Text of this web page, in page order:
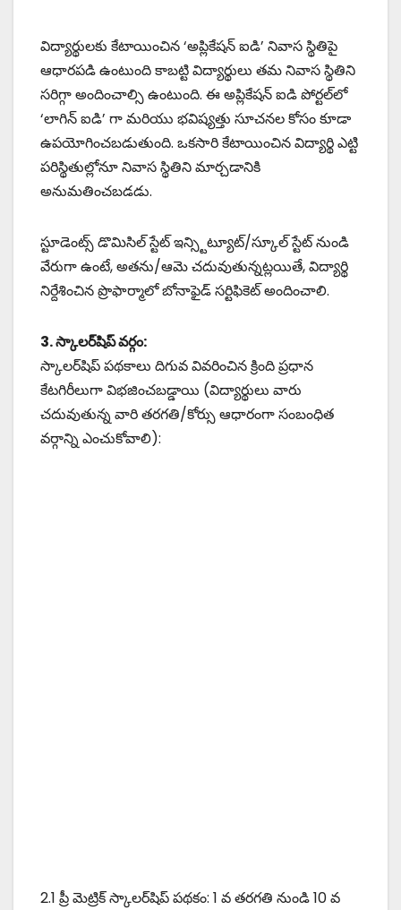
విద్యార్థులకు కేటాయించిన ‘అప్లికేషన్ ఐడి’ నివాస స్థితిపై
ఆధారపడి ఉంటుంది కాబట్టి విద్యార్థులు తమ నివాస స్థితిని
సరిగ్గా అందించాల్సి ఉంటుంది. ఈ అప్లికేషన్ ఐడి పోర్టల్‌లో
‘లాగిన్ ఐడి’ గా మరియు భవిష్యత్తు సూచనల కోసం కూడా
ఉపయోగించబడుతుంది. ఒకసారి కేటాయించిన విద్యార్థి ఎట్టి
పరిస్థితుల్లోనూ నివాస స్థితిని మార్చడానికి
అనుమతించబడడు.
స్టూడెంట్స్ డొమిసిల్ స్టేట్ ఇన్స్టిట్యూట్/స్కూల్ స్టేట్ నుండి
వేరుగా ఉంటే, అతను/ఆమె చదువుతున్నట్లయితే, విద్యార్థి
నిర్దేశించిన ప్రొఫార్మాలో బోనాఫైడ్ సర్టిఫికెట్ అందించాలి.
3. స్కాలర్‌షిప్ వర్గం:
స్కాలర్‌షిప్ పథకాలు దిగువ వివరించిన క్రింది ప్రధాన
కేటగిరీలుగా విభజించబడ్డాయి (విద్యార్థులు వారు
చదువుతున్న వారి తరగతి/కోర్సు ఆధారంగా సంబంధిత
వర్గాన్ని ఎంచుకోవాలి):
2.1 ప్రీ మెట్రిక్ స్కాలర్‌షిప్ పథకం: 1 వ తరగతి నుండి 10 వ